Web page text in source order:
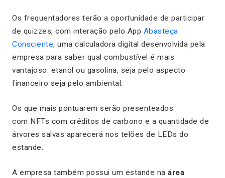
Os frequentadores terão a oportunidade de participar
de quizzes, com interação pelo App Abasteça
Consciente, uma calculadora digital desenvolvida pela
empresa para saber qual combustível é mais
vantajoso: etanol ou gasolina, seja pelo aspecto
financeiro seja pelo ambiental.
Os que mais pontuarem serão presenteados
com NFTs com créditos de carbono e a quantidade de
árvores salvas aparecerá nos telões de LEDs do
estande.
A empresa também possui um estande na área